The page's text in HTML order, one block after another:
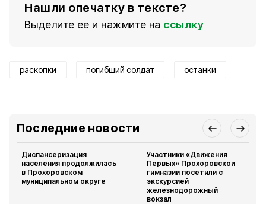
Нашли опечатку в тексте?
Выделите ее и нажмите на ссылку
раскопки погибший солдат останки
Последние новости
Диспансеризация
населения продолжилась
в Прохоровском
муниципальном округе
Участники «Движения
Первых» Прохоровской
гимназии посетили с
экскурсией
железнодорожный
вокзал